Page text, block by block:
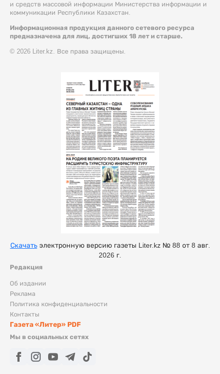
и средств массовой информации Министерства информации и
коммуникации Республики Казахстан.
Информационная продукция данного сетевого ресурса
предназначена для лиц, достигших 18 лет и старше.
© 2026 Liter.kz. Все права защищены.
Редакция
Об издании
Реклама
Политика конфиденциальности
Контакты
Газета «Литер» PDF
Мы в социальных сетях
Скачатьэлектронную версию газеты Liter.kz № 88 от 8 авг.
2026 г.